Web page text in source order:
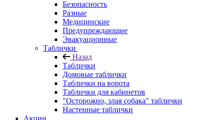
Безопасность
Разные
Медицинские
Предупреждающие
Эвакуационные
Таблички
Назад
Таблички
Домовые таблички
Таблички на ворота
Таблички для кабинетов
"Осторожно, злая собака" таблички
Настенные таблички
Акции